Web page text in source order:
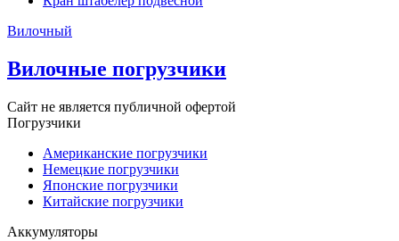
Вилочный
Вилочные погрузчики
Сайт не является публичной офертой
Погрузчики
Американские погрузчики
Немецкие погрузчики
Японские погрузчики
Китайские погрузчики
Аккумуляторы